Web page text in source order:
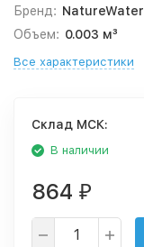
Бренд: NatureWater
Объем: 0.003 м³
Все характеристики
Cклад МСК:
В наличии
864 ₽